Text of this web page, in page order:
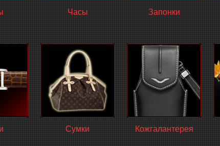
Часы Запонки
Сумки Кожгалантерея